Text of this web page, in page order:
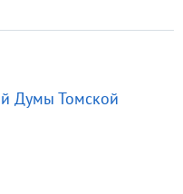
Думы Томской